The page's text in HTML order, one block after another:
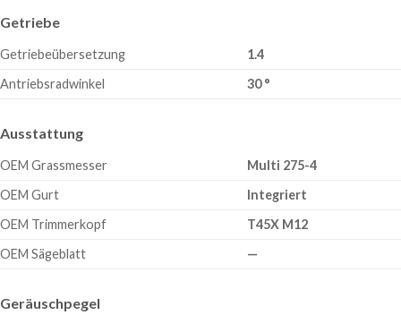
Getriebe
Getriebeübersetzung
1.4
Antriebsradwinkel
30 °
Ausstattung
OEM Grassmesser
Multi 275-4
OEM Gurt
Integriert
OEM Trimmerkopf
T45X M12
OEM Sägeblatt
—
Geräuschpegel